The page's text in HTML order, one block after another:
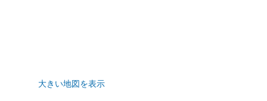
大きい地図を表示